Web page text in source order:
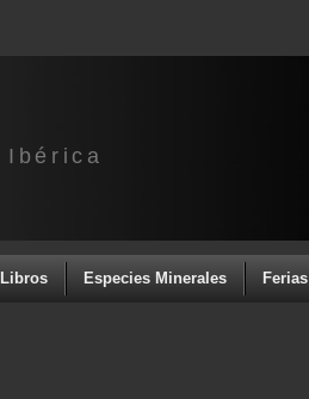
Ibérica
Libros Especies Minerales Ferias